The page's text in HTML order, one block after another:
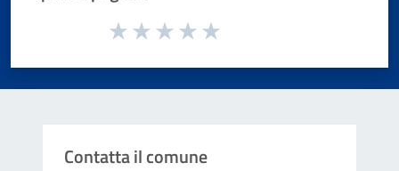
Valuta da 1 a 5 stelle la pagina
Contatta il comune